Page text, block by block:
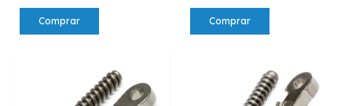
Comprar Comprar